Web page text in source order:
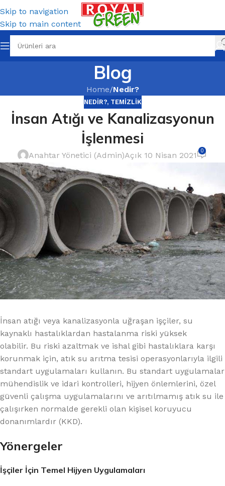
Skip to navigation
Skip to main content
Blog
Home/Nedir?
NEDIR?, TEMIZLIK
İnsan Atığı ve Kanalizasyonun
İşlenmesi
Anahtar Yönetici (Admin)Açık 10 Nisan 2021 0
İnsan atığı veya kanalizasyonla uğraşan işçiler, su
kaynaklı hastalıklardan hastalanma riski yüksek
olabilir. Bu riski azaltmak ve ishal gibi hastalıklara karşı
korunmak için, atık su arıtma tesisi operasyonlarıyla ilgili
standart uygulamaları kullanın. Bu standart uygulamalar
mühendislik ve idari kontrolleri, hijyen önlemlerini, özel
güvenli çalışma uygulamalarını ve arıtılmamış atık su ile
çalışırken normalde gerekli olan kişisel koruyucu
donanımlardır (KKD).
Yönergeler
İşçiler İçin Temel Hijyen Uygulamaları